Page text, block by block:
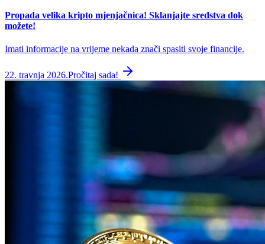
Propada velika kripto mjenjačnica! Sklanjajte sredstva dok
možete!
Imati informacije na vrijeme nekada znači spasiti svoje financije.
22. travnja 2026.Pročitaj sada!